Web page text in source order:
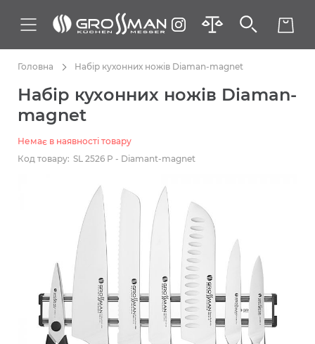
Головна Набір кухонних ножів Diaman-magnet
Набір кухонних ножів Diaman-
magnet
Немає в наявності товару
Код товару: SL 2526 P - Diamant-magnet